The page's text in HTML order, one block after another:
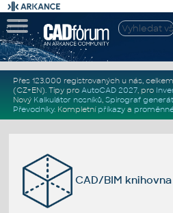
Přes 123.000 registrovaných u nás, celkem
(CZ+EN). Tipy pro AutoCAD 2027, pro
Nový Kalkulátor nosníků, Spirograf
Převodníky. Kompletní příkazya
CAD/BIM